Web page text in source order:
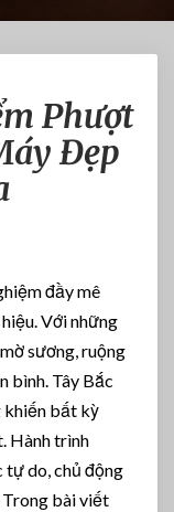
Phượt
Đẹp
đầy mê
Với những
sương, ruộng
bình. Tây Bắc
khiến bất kỳ
Hành trình
tự do, chủ động
bài viết